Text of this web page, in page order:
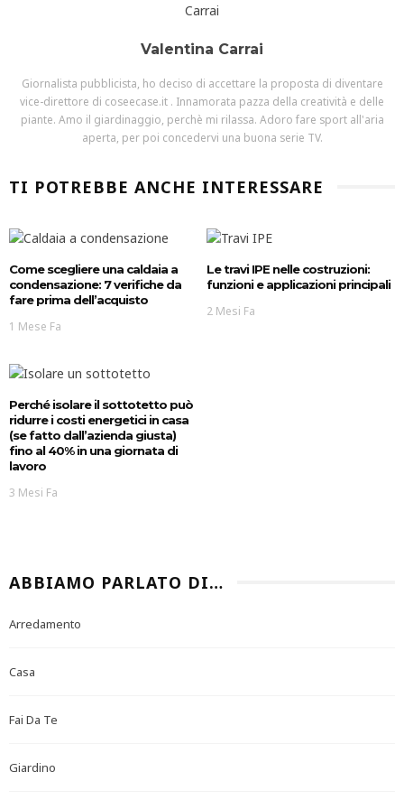
Valentina Carrai
Giornalista pubblicista, ho deciso di accettare la proposta di diventare
vice-direttore di coseecase.it . Innamorata pazza della creatività e delle
piante. Amo il giardinaggio, perchè mi rilassa. Adoro fare sport all'aria
aperta, per poi concedervi una buona serie TV.
TI POTREBBE ANCHE INTERESSARE
Come scegliere una caldaia a
condensazione: 7 verifiche da
fare prima dell’acquisto
1 Mese Fa
Le travi IPE nelle costruzioni:
funzioni e applicazioni principali
2 Mesi Fa
Perché isolare il sottotetto può
ridurre i costi energetici in casa
(se fatto dall’azienda giusta)
fino al 40% in una giornata di
lavoro
3 Mesi Fa
ABBIAMO PARLATO DI…
Arredamento
Casa
Fai Da Te
Giardino